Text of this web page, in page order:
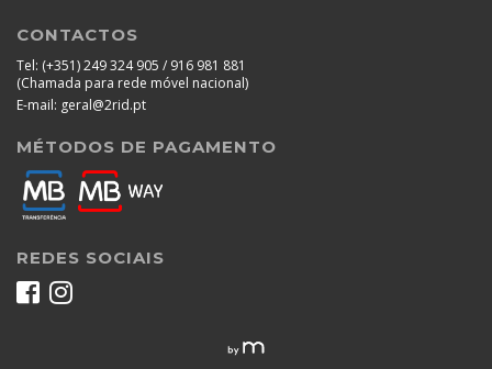
CONTACTOS
Tel: (+351) 249 324 905 / 916 981 881
(Chamada para rede móvel nacional)
E-mail: geral@2rid.pt
MÉTODOS DE PAGAMENTO
REDES SOCIAIS